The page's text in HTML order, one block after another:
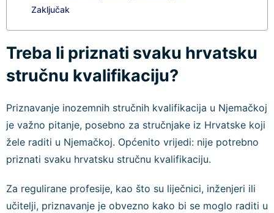
Zaključak
Treba li priznati svaku hrvatsku
stručnu kvalifikaciju?
Priznavanje inozemnih stručnih kvalifikacija u Njemačkoj
je važno pitanje, posebno za stručnjake iz Hrvatske koji
žele raditi u Njemačkoj. Općenito vrijedi: nije potrebno
priznati svaku hrvatsku stručnu kvalifikaciju.
Za regulirane profesije, kao što su liječnici, inženjeri ili
učitelji, priznavanje je obvezno kako bi se moglo raditi u